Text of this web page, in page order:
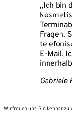
„Ich bin
Fragen.
E-Mail.
Gabriele
Wir freuen uns, Sie